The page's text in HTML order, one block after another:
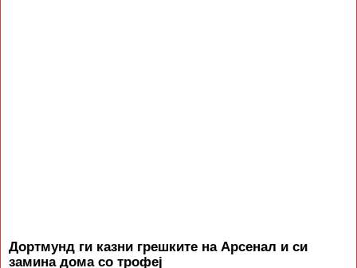
Дортмунд ги казни грешките на Арсенал и си
замина дома со трофеј